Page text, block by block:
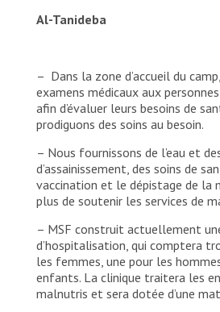
Al-Tanideba
– Dans la zone d’accueil du
examens médicaux aux
afin d’évaluer leurs besoins de
prodiguons des soins au besoin.
– Nous fournissons de l’eau et
d’assainissement, des soins de
vaccination et le dépistage de la
plus de soutenir les services de
– MSF construit actuellement
d’hospitalisation, qui comptera
les femmes, une pour les
enfants. La clinique traitera les
malnutris et sera dotée d’une